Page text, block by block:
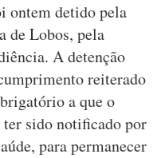
ontem detido pela
de Lobos, pela
A detenção
reiterado
a que o
ter sido notificado por
para permanecer